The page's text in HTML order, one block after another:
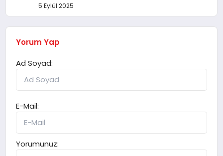
5 Eylül 2025
Yorum Yap
Ad Soyad:
E-Mail:
Yorumunuz: